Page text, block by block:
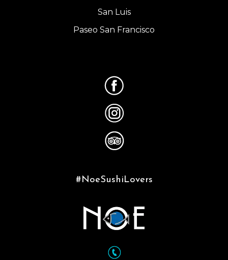
San Luis
Paseo San Francisco
#NoeSushiLovers